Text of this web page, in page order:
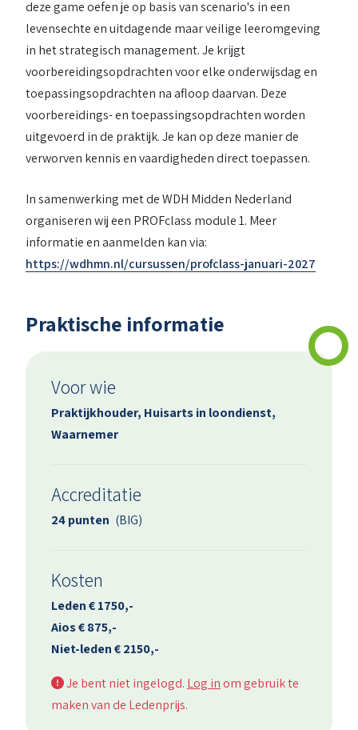
deze game oefen je op basis van scenario's in een
levensechte en uitdagende maar veilige leeromgeving
in het strategisch management. Je krijgt
voorbereidingsopdrachten voor elke onderwijsdag en
toepassingsopdrachten na afloop daarvan. Deze
voorbereidings- en toepassingsopdrachten worden
uitgevoerd in de praktijk. Je kan op deze manier de
verworven kennis en vaardigheden direct toepassen.
In samenwerking met de WDH Midden Nederland
organiseren wij een PROFclass module 1. Meer
informatie en aanmelden kan via:
https://wdhmn.nl/cursussen/profclass-januari-2027
Praktische informatie
Voor wie
Praktijkhouder, Huisarts in loondienst,
Waarnemer
Accreditatie
24 punten (BIG)
Kosten
Leden € 1750,-
Aios € 875,-
Niet-leden € 2150,-
Je bent niet ingelogd. Log inom gebruik te
maken van de Ledenprijs.